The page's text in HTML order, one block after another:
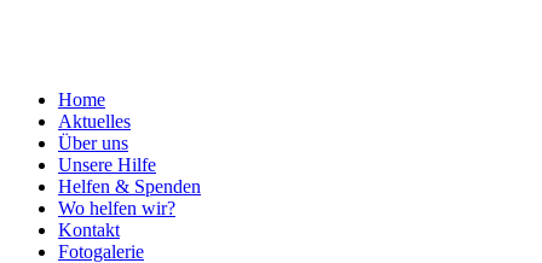
Home
Aktuelles
Über uns
Unsere Hilfe
Helfen & Spenden
Wo helfen wir?
Kontakt
Fotogalerie